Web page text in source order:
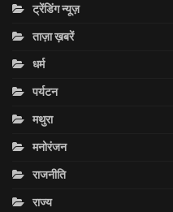
ट्रेंडिंग न्यूज़
ताज़ा ख़बरें
धर्म
पर्यटन
मथुरा
मनोरंजन
राजनीति
राज्य